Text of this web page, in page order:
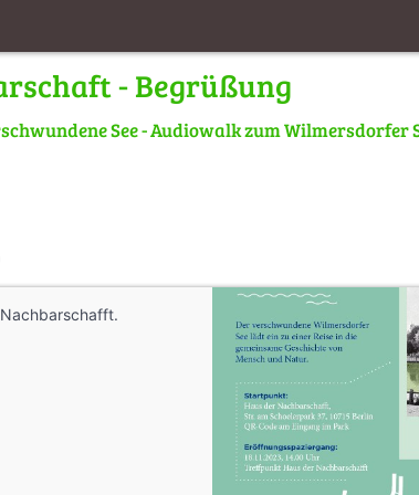
- Begrüßung
See - Audiowalk zum Wilmersdorfer